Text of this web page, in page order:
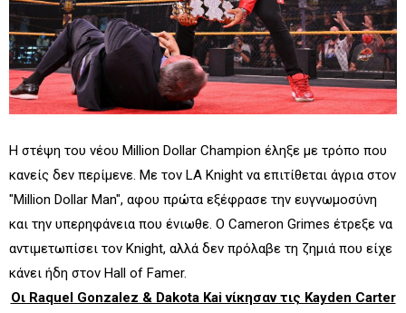
Η στέψη του νέου Million Dollar Champion έληξε με τρόπο που
κανείς δεν περίμενε. Με τον LA Knight να επιτίθεται άγρια στον
"Million Dollar Man", αφου πρώτα εξέφρασε την ευγνωμοσύνη
και την υπερηφάνεια που ένιωθε. Ο Cameron Grimes έτρεξε να
αντιμετωπίσει τον Knight, αλλά δεν πρόλαβε τη ζημιά που είχε
κάνει ήδη στον Hall of Famer.
Οι Raquel Gonzalez & Dakota Kai νίκησαν τις Kayden Carter